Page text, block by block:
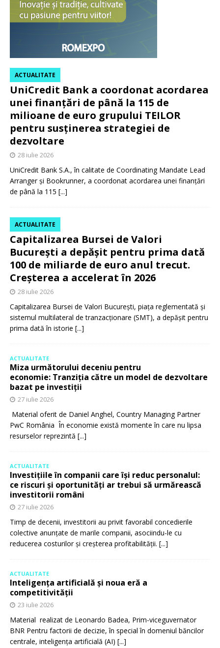
UniCredit Bank a coordonat acordarea
unei finanțări de până la 115 de
milioane de euro grupului TEILOR
pentru susținerea strategiei de
dezvoltare
ACTUALITATE
28 iulie 2026
UniCredit Bank S.A., în calitate de Coordinating Mandate Lead
Arranger și Bookrunner, a coordonat acordarea unei finanțări
de până la 115 [...]
Capitalizarea Bursei de Valori
București a depășit pentru prima dată
100 de miliarde de euro anul trecut.
Creșterea a accelerat în 2026
ACTUALITATE
28 iulie 2026
Capitalizarea Bursei de Valori București, piața reglementată și
sistemul multilateral de tranzacționare (SMT), a depășit pentru
prima dată în istorie [...]
ACTUALITATE
Miza următorului deceniu pentru
economie: Tranziția către un model de dezvoltare
bazat pe investiții
27 iulie 2026
Material oferit de Daniel Anghel, Country Managing Partner
PwC România În economie există momente în care nu lipsa
resurselor reprezintă [...]
ACTUALITATE
Investițiile în companii care își reduc personalul:
ce riscuri și oportunități ar trebui să urmărească
investitorii români
27 iulie 2026
Timp de decenii, investitorii au privit favorabil concedierile
colective anunțate de marile companii, asociindu-le cu
reducerea costurilor și creșterea profitabilității. [...]
ACTUALITATE
Inteligența artificială și noua eră a
competitivității
23 iulie 2026
Material realizat de Leonardo Badea, Prim-viceguvernator
BNR Pentru factorii de decizie, în special în domeniul băncilor
centrale, inteligența artificială (AI) [...]